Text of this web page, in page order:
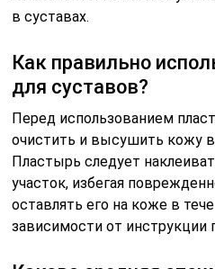
в суставах.
Как правильно
для суставов?
Перед использованием
очистить и высушить кожу
Пластырь следует
участок, избегая
оставлять его на коже в
зависимости от инструкции